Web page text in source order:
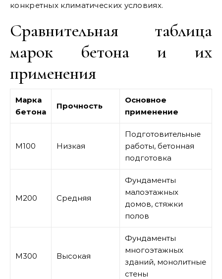
конкретных климатических условиях.
Сравнительная таблица
марок бетона и их
применения
Марка
бетона
Прочность
Основное
применение
М100 Низкая
Подготовительные
работы, бетонная
подготовка
М200 Средняя
Фундаменты
малоэтажных
домов, стяжки
полов
М300 Высокая
Фундаменты
многоэтажных
зданий, монолитные
стены